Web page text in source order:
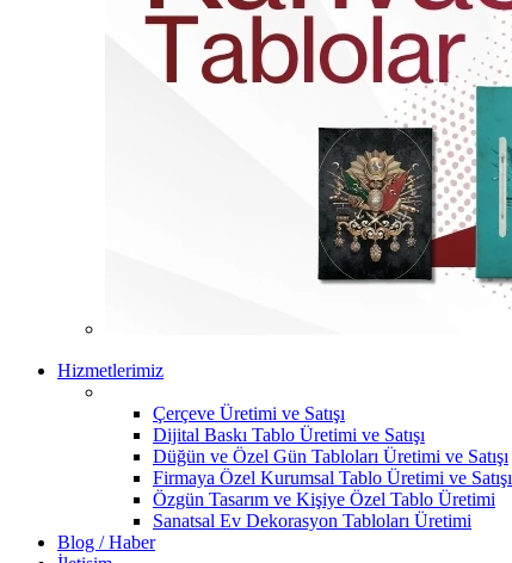
Hizmetlerimiz
Çerçeve Üretimi ve Satışı
Dijital Baskı Tablo Üretimi ve Satışı
Düğün ve Özel Gün Tabloları Üretimi ve Satışı
Firmaya Özel Kurumsal Tablo Üretimi ve Satışı
Özgün Tasarım ve Kişiye Özel Tablo Üretimi
Sanatsal Ev Dekorasyon Tabloları Üretimi
Blog / Haber